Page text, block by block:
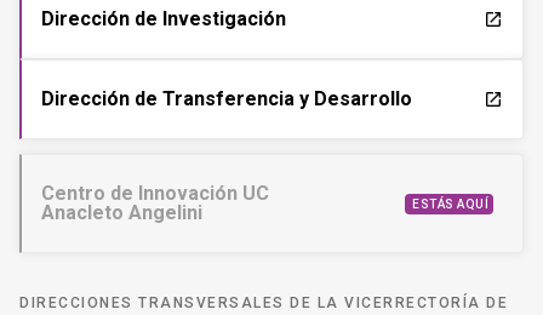
Dirección de Investigación launch
Dirección de Transferencia y Desarrollo launch
Centro de Innovación UC
Anacleto Angelini
ESTÁS AQUÍ
DIRECCIONES TRANSVERSALES DE LA VICERRECTORÍA DE